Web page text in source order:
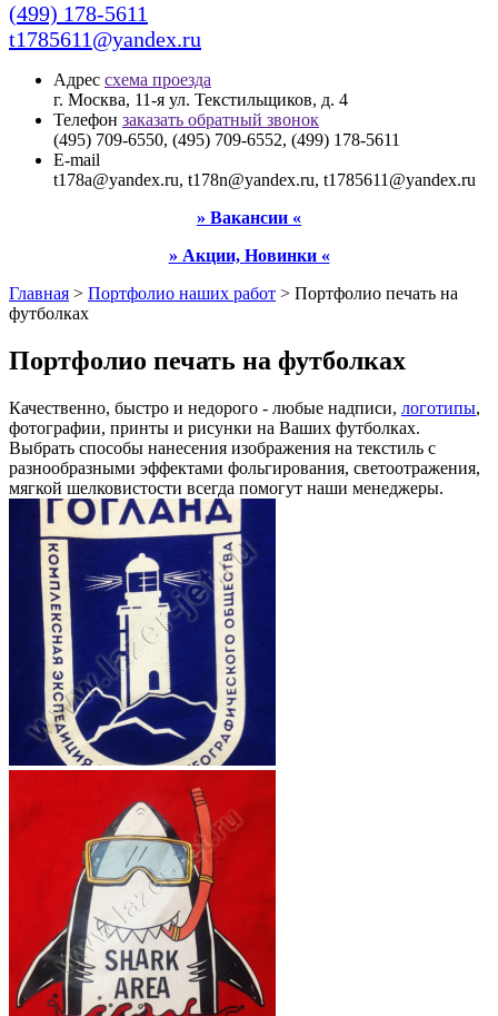
(499) 178-5611
t1785611@yandex.ru
Адрес схема проезда
г. Москва, 11-я ул. Текстильщиков, д. 4
Телефон заказать обратный звонок
(495) 709-6550, (495) 709-6552, (499) 178-5611
E-mail
t178a@yandex.ru, t178n@yandex.ru, t1785611@yandex.ru
» Вакансии «
» Акции, Новинки «
Главная > Портфолио наших работ > Портфолио печать на
футболках
Портфолио печать на футболках
Качественно, быстро и недорого - любые надписи, логотипы,
фотографии, принты и рисунки на Ваших футболках.
Выбрать способы нанесения изображения на текстиль с
разнообразными эффектами фольгирования, светоотражения,
мягкой шелковистости всегда помогут наши менеджеры.